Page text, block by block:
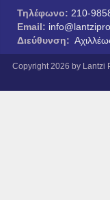
Τηλέφωνο: 210-
Email:
Διεύθυνση:
Copyright 2026 by Lantzi